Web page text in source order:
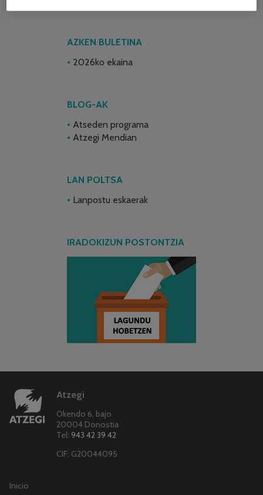
AZKEN BULETINA
2026ko ekaina
BLOG-AK
Atseden programa
Atzegi Mendian
LAN POLTSA
Lanpostu eskaerak
IRADOKIZUN POSTONTZIA
Atzegi
Okendo 6, bajo
20004 Donostia
Tel: 943 42 39 42
CIF: G20044095
Inicio